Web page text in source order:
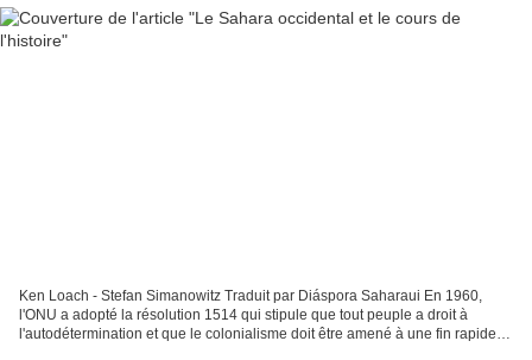
Ken Loach - Stefan Simanowitz Traduit par Diáspora Saharaui En 1960,
l'ONU a adopté la résolution 1514 qui stipule que tout peuple a droit à
l'autodétermination et que le colonialisme doit être amené à une fin rapide et